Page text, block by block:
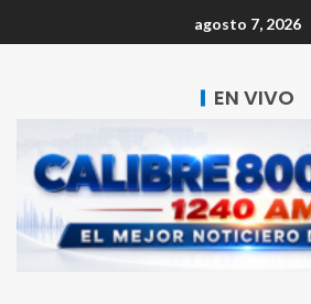
agosto 7, 2026
EN VIVO